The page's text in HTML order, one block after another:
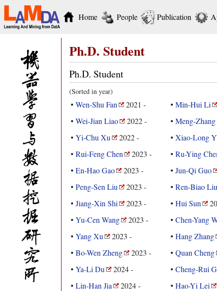
Home People Publication
Ph.D. Student
Ph.D. Student
(Sorted in year)
• Wen-Shu Fan 2021 - • Min-Hui Li
• Wei-Jian Liao 2022 - • Meng-
• Yi-Chu Xu 2022 - • Xiao-Long
• Rui-Feng Chen 2023 - • Ru-Ying
• En-Hao Gao 2023 - • Jun-Qi Guo
• Peng-Sen Liu 2023 - • Ren-Biao Liu
• Jiang-Xin Shi 2023 - • Hui Sun
• Yu-Cen Wang 2023 - • Chen-Yang
• Yang Xu 2023 - • Hang Zhang
• Bo-Wen Zheng 2023 - • Quan Cheng
• Ya-Li Du 2024 - • Cheng-Rui
• Lin-Han Jia 2024 - • Hao-Yi Lei